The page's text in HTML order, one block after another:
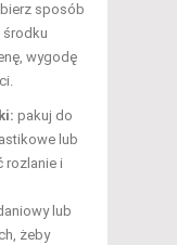
sposób
środku
wygodę
pakuj do
lub
rozlanie i
lub
żeby